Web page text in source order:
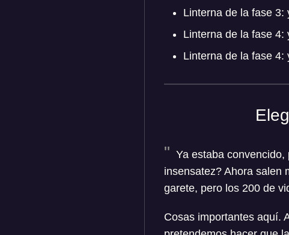
Linterna de la fase 3:
Linterna de la fase 4:
Linterna de la fase 4:
Ya estaba
insensatez? Ahora salen
garete, pero los 200 de
Cosas importantes aquí.